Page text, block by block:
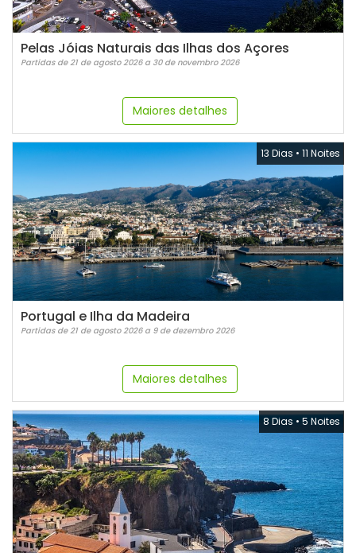
Pelas Jóias Naturais das Ilhas dos Açores
Partidas de 21 de agosto 2026 a 30 de novembro 2026
Maiores detalhes
13 Dias • 11 Noites
Portugal e Ilha da Madeira
Partidas de 21 de agosto 2026 a 9 de dezembro 2026
Maiores detalhes
8 Dias • 5 Noites